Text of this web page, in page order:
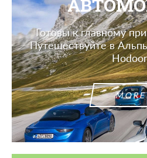
Готовы к главному
Путешествуйте в
MORE